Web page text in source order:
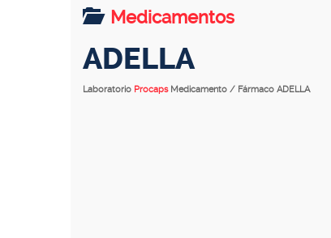
Medicamentos
ADELLA
Laboratorio Procaps Medicamento / Fármaco ADELLA